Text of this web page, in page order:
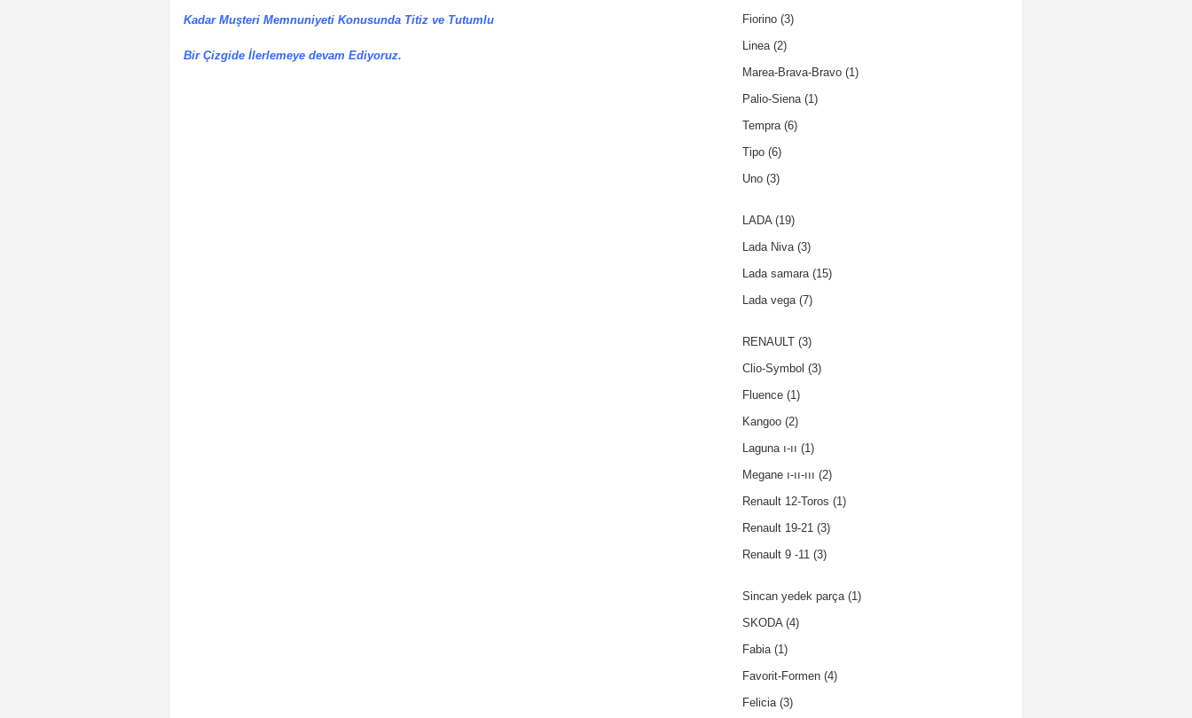
Kadar Muşteri Memnuniyeti Konusunda Titiz ve Tutumlu
Bir Çizgide İlerlemeye devam Ediyoruz.
Fiorino (3)
Linea(2)
Marea-Brava-Bravo (1)
Palio-Siena(1)
Tempra(6)
Tipo (6)
Uno (3)
LADA(19)
Lada Niva(3)
Lada samara(15)
Lada vega(7)
RENAULT (3)
Clio-Symbol (3)
Fluence (1)
Kangoo (2)
Laguna ı-ıı (1)
Megane ı-ıı-ııı (2)
Renault 12-Toros (1)
Renault 19-21 (3)
Renault 9 -11 (3)
Sincan yedek parça(1)
SKODA(4)
Fabia(1)
Favorit-Formen (4)
Felicia(3)